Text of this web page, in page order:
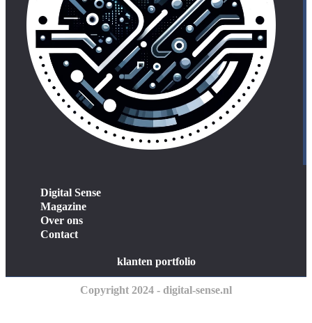
Digital Sense
Magazine
Over ons
Contact
klanten portfolio
Copyright 2024 - digital-sense.nl